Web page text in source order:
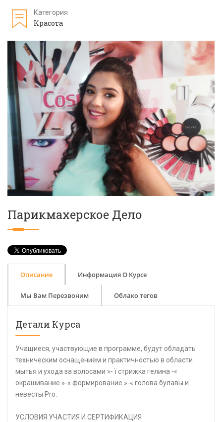
Категория
Красота
Парикмахерское Дело
Описание Информация О Курсе
Мы Вам Перезвоним Облако тегов
Детали Курса
Учащиеся, участвующие в программе, будут обладать
техническим оснащением и практичностью в области
мытья и ухода за волосами »- ï стрижка гелина -«
окрашивание »-« формирование »-« голова булавы и
невесты Pro.
УСЛОВИЯ УЧАСТИЯ И СЕРТИФИКАЦИЯ